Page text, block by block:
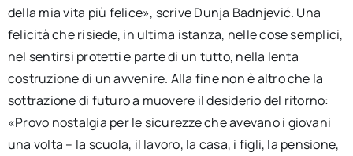
della mia vita più felice», scrive Dunja Badnjević. Una
felicità che risiede, in ultima istanza, nelle cose semplici,
nel sentirsi protetti e parte di un tutto, nella lenta
costruzione di un avvenire. Alla fine non è altro che la
sottrazione di futuro a muovere il desiderio del ritorno:
«Provo nostalgia per le sicurezze che avevano i giovani
una volta – la scuola, il lavoro, la casa, i figli, la pensione,